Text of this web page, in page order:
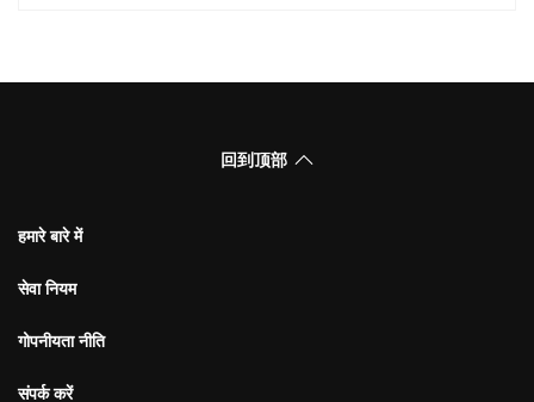
回到顶部
हमारे बारे में
सेवा नियम
गोपनीयता नीति
संपर्क करें